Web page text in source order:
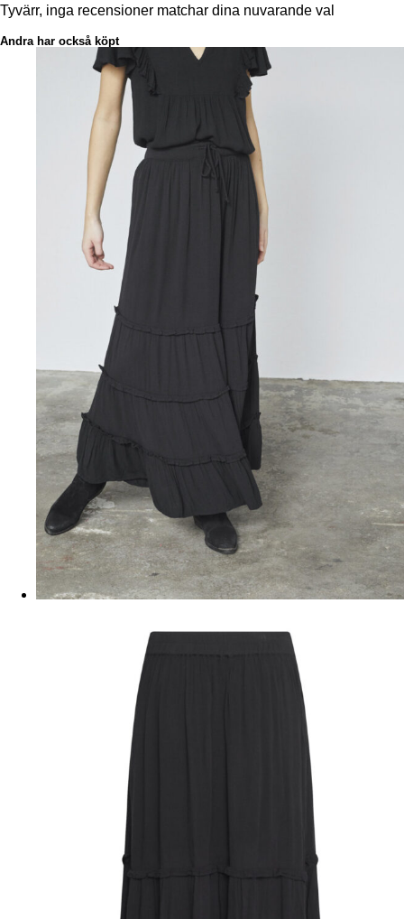
Tyvärr, inga recensioner matchar dina nuvarande val
Andra har också köpt